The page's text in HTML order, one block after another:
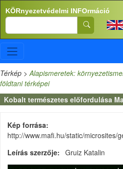
Ugrás a tartalomra
KÖRnyezetvédelmi INFOrmáció
Search
Térkép >Alapismeretek:
földtani térképei
Kobalt természetes előfordulása
Kép forrása
http://www.mafi.hu/static/microsites/
Leírás szerzője
Gruiz Katalin